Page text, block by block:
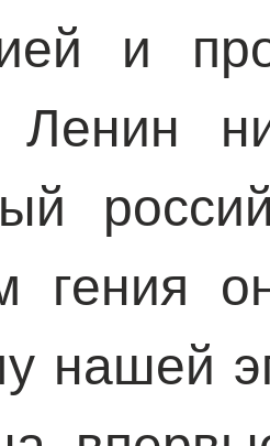
и
Ленин
гения
нашей